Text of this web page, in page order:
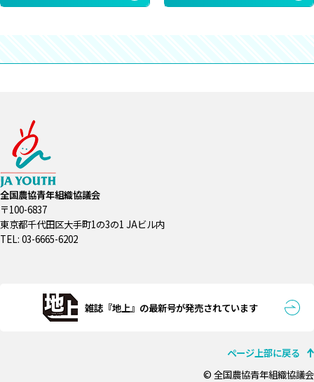
全国農協青年組織協議会
〒100-6837
東京都千代田区大手町1の3の1 JAビル内
TEL: 03-6665-6202
雑誌『地上』の最新号が発売されています
ページ上部に戻る
© 全国農協青年組織協議会